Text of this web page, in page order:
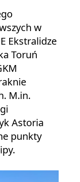
w
Ekstralidze
Toruń
M.in.
Astoria
punkty